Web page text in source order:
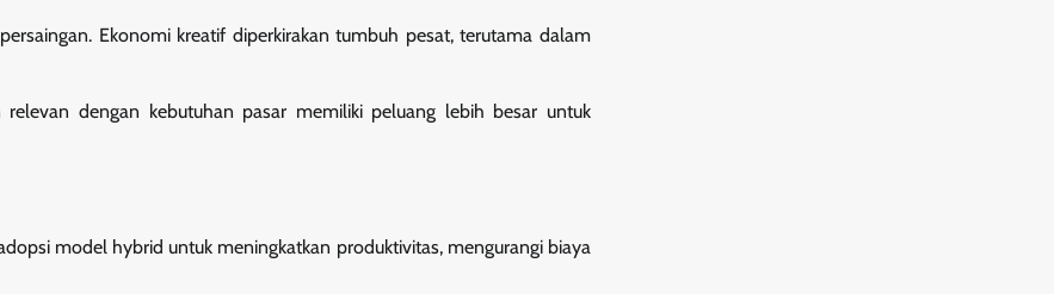
Ekonomi kreatif diperkirakan tumbuh pesat, terutama dalam
dengan kebutuhan pasar memiliki peluang lebih besar untuk
model hybrid untuk meningkatkan produktivitas, mengurangi biaya